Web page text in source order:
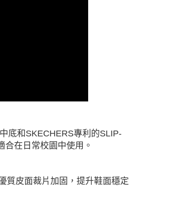
底和SKECHERS專利的SLIP-
在日常校園中使用。
質皮面裁片加固，提升鞋面穩定